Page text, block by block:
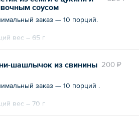
соусом
заказ — 10 порций.
вес – 65 г
200 ₽
шашлычок из свинины
заказ — 10 порций .
вес – 70 г